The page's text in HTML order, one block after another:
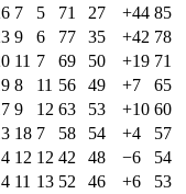
7 5 71 27 +44 85
9 6 77 35 +42 78
11 7 69 50 +19 71
8 11 56 49 +7
65
9 12 63 53 +10 60
18 7 58 54 +4
57
12 12 42 48 −6
54
11 13 52 46 +6
53